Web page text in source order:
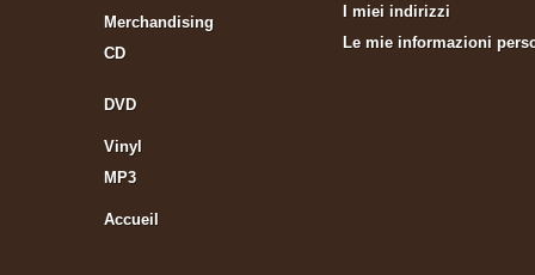
Merchandising
CD
DVD
Vinyl
MP3
Accueil
I miei indirizzi
Le mie informazioni